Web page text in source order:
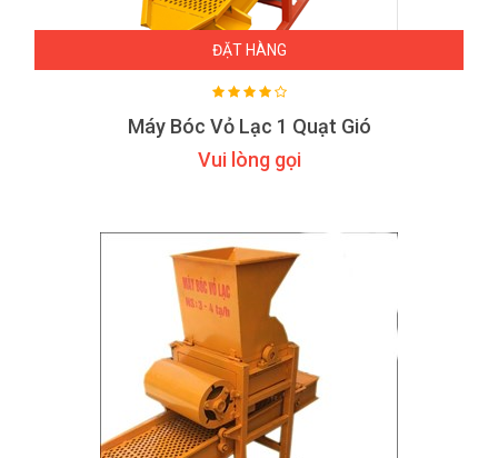
ĐẶT HÀNG
Máy Bóc Vỏ Lạc 1 Quạt Gió
Vui lòng gọi